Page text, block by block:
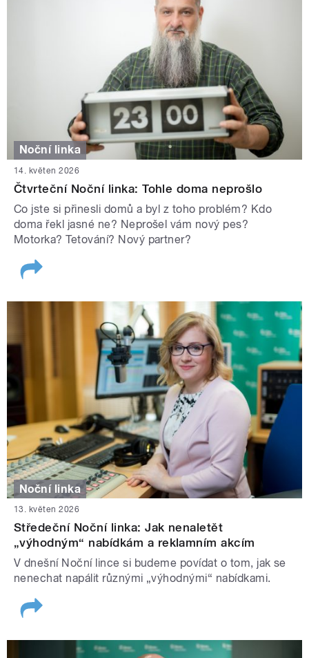
Noční linka
14. květen 2026
Čtvrteční Noční linka: Tohle doma neprošlo
Co jste si přinesli domů a byl z toho problém? Kdo
doma řekl jasné ne? Neprošel vám nový pes?
Motorka? Tetování? Nový partner?
Noční linka
13. květen 2026
Středeční Noční linka: Jak nenaletět
„výhodným“ nabídkám a reklamním akcím
V dnešní Noční lince si budeme povídat o tom, jak se
nenechat napálit různými „výhodnými“ nabídkami.